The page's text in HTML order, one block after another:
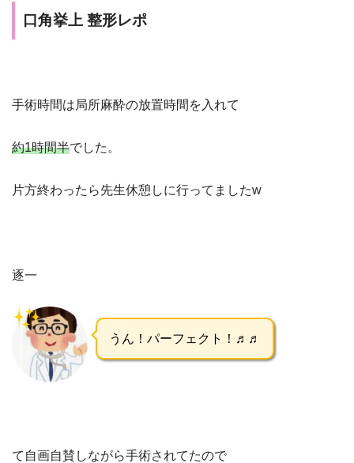
口角挙上 整形レポ
手術時間は局所麻酔の放置時間を入れて
約1時間半でした。
片方終わったら先生休憩しに行ってましたw
逐一
うん！パーフェクト！♬♬
て自画自賛しながら手術されてたので